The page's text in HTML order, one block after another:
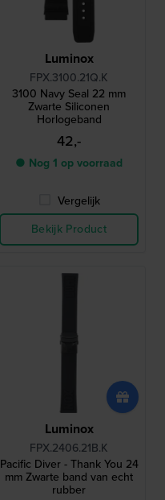
Luminox
FPX.3100.21Q.K
3100 Navy Seal 22 mm
Zwarte Siliconen
Horlogeband
42,-
● Nog 1 op voorraad
Vergelijk
Bekijk Product
Luminox
FPX.2406.21B.K
Pacific Diver - Thank You 24
mm Zwarte band van echt
rubber